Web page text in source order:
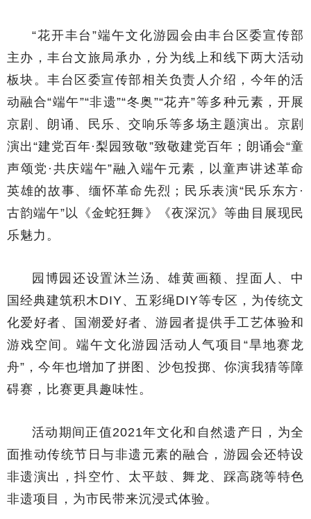
“花开丰台”端午文化游园会由丰台区委宣传部
主办，丰台文旅局承办，分为线上和线下两大活动
板块。丰台区委宣传部相关负责人介绍，今年的活
动融合“端午”“非遗”“冬奥”“花卉”等多种元素，开展
京剧、朗诵、民乐、交响乐等多场主题演出。京剧
演出“建党百年·梨园致敬”致敬建党百年；朗诵会“童
声颂党·共庆端午”融入端午元素，以童声讲述革命
英雄的故事、缅怀革命先烈；民乐表演“民乐东方·
古韵端午”以《金蛇狂舞》《夜深沉》等曲目展现民
乐魅力。
园博园还设置沐兰汤、雄黄画额、捏面人、中
国经典建筑积木DIY、五彩绳DIY等专区，为传统文
化爱好者、国潮爱好者、游园者提供手工艺体验和
游戏空间。端午文化游园活动人气项目“旱地赛龙
舟”，今年也增加了拼图、沙包投掷、你演我猜等障
碍赛，比赛更具趣味性。
活动期间正值2021年文化和自然遗产日，为全
面推动传统节日与非遗元素的融合，游园会还特设
非遗演出，抖空竹、太平鼓、舞龙、踩高跷等特色
非遗项目，为市民带来沉浸式体验。